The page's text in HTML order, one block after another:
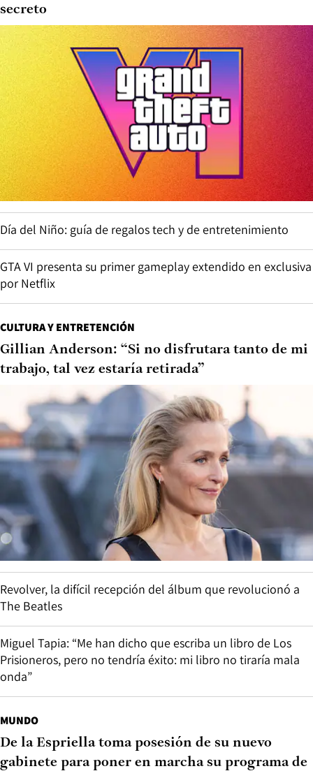
secreto
Día del Niño: guía de regalos tech y de entretenimiento
GTA VI presenta su primer gameplay extendido en exclusiva
por Netflix
CULTURA Y ENTRETENCIÓN
Gillian Anderson: “Si no disfrutara tanto de mi
trabajo, tal vez estaría retirada”
Revolver, la difícil recepción del álbum que revolucionó a
The Beatles
Miguel Tapia: “Me han dicho que escriba un libro de Los
Prisioneros, pero no tendría éxito: mi libro no tiraría mala
onda”
MUNDO
De la Espriella toma posesión de su nuevo
gabinete para poner en marcha su programa de